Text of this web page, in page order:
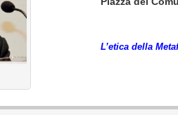
L’etica della